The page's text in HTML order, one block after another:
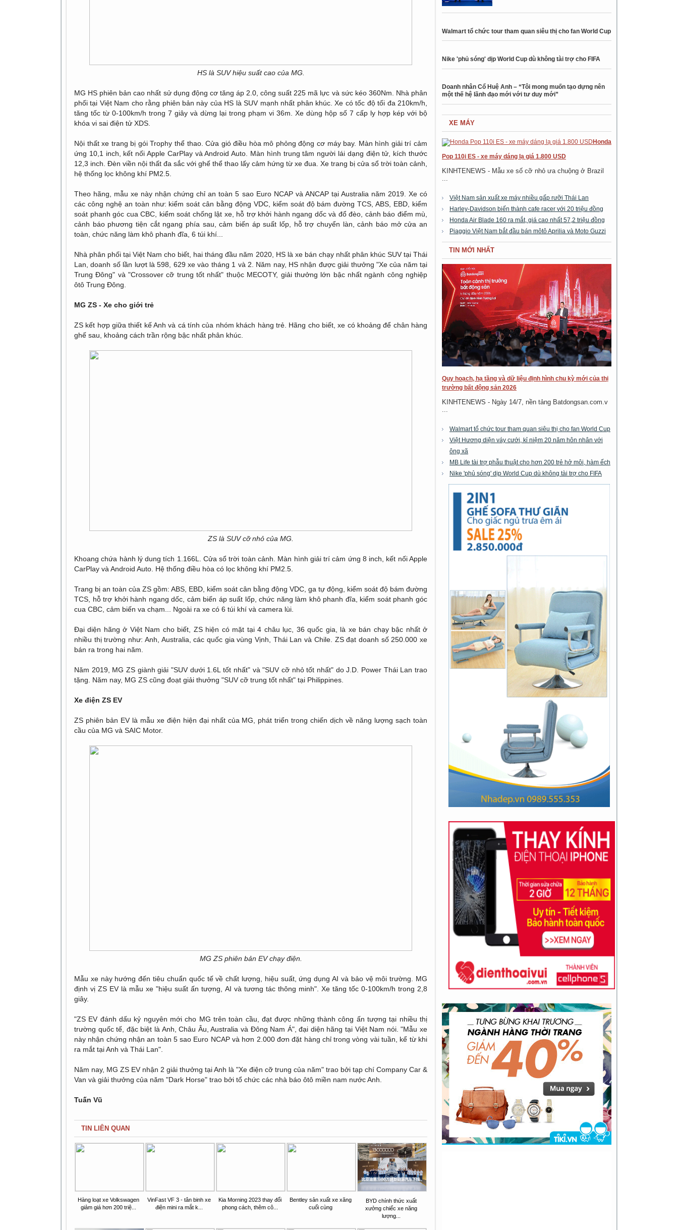
HS là SUV hiệu suất cao của MG.
MG HS phiên bản cao nhất sử dụng động cơ tăng áp 2.0, công suất 225 mã lực và sức kéo 360Nm. Nhà phân
phối tại Việt Nam cho rằng phiên bản này của HS là SUV mạnh nhất phân khúc. Xe có tốc độ tối đa 210km/h,
tăng tốc từ 0-100km/h trong 7 giây và dừng lại trong phạm vi 36m. Xe dùng hộp số 7 cấp ly hợp kép với bộ
khóa vi sai điện tử XDS.
Nội thất xe trang bị gói Trophy thể thao. Cửa gió điều hòa mô phỏng động cơ máy bay. Màn hình giải trí cảm
ứng 10,1 inch, kết nối Apple CarPlay và Android Auto. Màn hình trung tâm người lái dạng điện tử, kích thước
12,3 inch. Đèn viền nội thất đa sắc với ghế thể thao lấy cảm hứng từ xe đua. Xe trang bị cửa sổ trời toàn cảnh,
hệ thống lọc không khí PM2.5.
Theo hãng, mẫu xe này nhận chứng chỉ an toàn 5 sao Euro NCAP và ANCAP tại Australia năm 2019. Xe có
các công nghệ an toàn như: kiểm soát cân bằng động VDC, kiểm soát độ bám đường TCS, ABS, EBD, kiểm
soát phanh góc cua CBC, kiểm soát chống lật xe, hỗ trợ khởi hành ngang dốc và đổ đèo, cảnh báo điểm mù,
cảnh báo phương tiện cắt ngang phía sau, cảm biến áp suất lốp, hỗ trợ chuyển làn, cảnh báo mở cửa an
toàn, chức năng làm khô phanh đĩa, 6 túi khí...
Nhà phân phối tại Việt Nam cho biết, hai tháng đầu năm 2020, HS là xe bán chạy nhất phân khúc SUV tại Thái
Lan, doanh số lần lượt là 598, 629 xe vào tháng 1 và 2. Năm nay, HS nhận được giải thưởng "Xe của năm tại
Trung Đông" và "Crossover cỡ trung tốt nhất" thuộc MECOTY, giải thưởng lớn bậc nhất ngành công nghiệp
ôtô Trung Đông.
MG ZS - Xe cho giới trẻ
ZS kết hợp giữa thiết kế Anh và cá tính của nhóm khách hàng trẻ. Hãng cho biết, xe có khoảng để chân hàng
ghế sau, khoảng cách trần rộng bậc nhất phân khúc.
ZS là SUV cỡ nhỏ của MG.
Khoang chứa hành lý dung tích 1.166L. Cửa sổ trời toàn cảnh. Màn hình giải trí cảm ứng 8 inch, kết nối Apple
CarPlay và Android Auto. Hệ thống điều hòa có lọc không khí PM2.5.
Trang bị an toàn của ZS gồm: ABS, EBD, kiểm soát cân bằng động VDC, ga tự động, kiểm soát độ bám đường
TCS, hỗ trợ khởi hành ngang dốc, cảm biến áp suất lốp, chức năng làm khô phanh đĩa, kiểm soát phanh góc
cua CBC, cảm biến va chạm... Ngoài ra xe có 6 túi khí và camera lùi.
Đại diện hãng ở Việt Nam cho biết, ZS hiện có mặt tại 4 châu lục, 36 quốc gia, là xe bán chạy bậc nhất ở
nhiều thị trường như: Anh, Australia, các quốc gia vùng Vịnh, Thái Lan và Chile. ZS đạt doanh số 250.000 xe
bán ra trong hai năm.
Năm 2019, MG ZS giành giải "SUV dưới 1.6L tốt nhất" và "SUV cỡ nhỏ tốt nhất" do J.D. Power Thái Lan trao
tặng. Năm nay, MG ZS cũng đoạt giải thưởng "SUV cỡ trung tốt nhất" tại Philippines.
Xe điện ZS EV
ZS phiên bản EV là mẫu xe điện hiện đại nhất của MG, phát triển trong chiến dịch về năng lượng sạch toàn
cầu của MG và SAIC Motor.
MG ZS phiên bản EV chạy điện.
Mẫu xe này hướng đến tiêu chuẩn quốc tế về chất lượng, hiệu suất, ứng dụng AI và bảo vệ môi trường. MG
định vị ZS EV là mẫu xe "hiệu suất ấn tượng, AI và tương tác thông minh". Xe tăng tốc 0-100km/h trong 2,8
giây.
"ZS EV đánh dấu kỷ nguyên mới cho MG trên toàn cầu, đạt được những thành công ấn tượng tại nhiều thị
trường quốc tế, đặc biệt là Anh, Châu Âu, Australia và Đông Nam Á", đại diện hãng tại Việt Nam nói. "Mẫu xe
này nhận chứng nhận an toàn 5 sao Euro NCAP và hơn 2.000 đơn đặt hàng chỉ trong vòng vài tuần, kể từ khi
ra mắt tại Anh và Thái Lan".
Năm nay, MG ZS EV nhận 2 giải thưởng tại Anh là "Xe điện cỡ trung của năm" trao bởi tạp chí Company Car &
Van và giải thưởng của năm "Dark Horse" trao bởi tổ chức các nhà báo ôtô miền nam nước Anh.
Tuấn Vũ
TIN LIÊN QUAN
Hàng loạt xe Volkswagen
giảm giá hơn 200 triệ...
VinFast VF 3 - tân binh xe
điện mini ra mắt k...
Kia Morning 2023 thay đổi
phong cách, thêm cô...
Bentley sản xuất xe xăng
cuối cùng
BYD chính thức xuất
xưởng chiếc xe năng
lượng...
Walmart tổ chức tour tham quan siêu thị cho fan World Cup
Nike 'phủ sóng' dịp World Cup dù không tài trợ cho FIFA
Doanh nhân Cổ Huệ Anh – “Tôi mong muốn tạo dựng nên
một thế hệ lãnh đạo mới với tư duy mới”
XE MÁY
Honda
Pop 110i ES - xe máy dáng lạ giá 1.800 USD
KINHTENEWS - Mẫu xe số cỡ nhỏ ưa chuộng ở Brazil
Việt Nam sản xuất xe máy nhiều gấp rưỡi Thái Lan
Harley-Davidson biến thành cafe racer với 20 triệu đồng
Honda Air Blade 160 ra mắt, giá cao nhất 57,2 triệu đồng
Piaggio Việt Nam bắt đầu bán môtô Aprilia và Moto Guzzi
TIN MỚI NHẤT
Quy hoạch, hạ tầng và dữ liệu định hình chu kỳ mới của thị
trường bất động sản 2026
KINHTENEWS - Ngày 14/7, nền tảng Batdongsan.com.v
Walmart tổ chức tour tham quan siêu thị cho fan World Cup
Việt Hương diện váy cưới, kỉ niệm 20 năm hôn nhân với
ông xã
MB Life tài trợ phẫu thuật cho hơn 200 trẻ hở môi, hàm ếch
Nike 'phủ sóng' dịp World Cup dù không tài trợ cho FIFA